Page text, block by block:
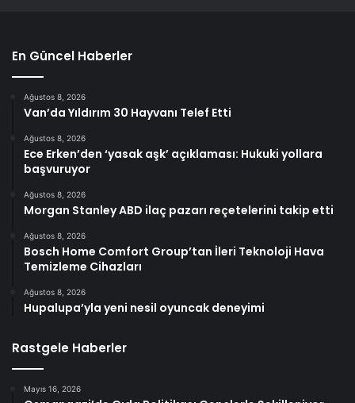
En Güncel Haberler
Ağustos 8, 2026
Van’da Yıldırım 30 Hayvanı Telef Etti
Ağustos 8, 2026
Ece Erken’den ‘yasak aşk’ açıklaması: Hukuki yollara
başvuruyor
Ağustos 8, 2026
Morgan Stanley ABD ilaç pazarı reçetelerini takip etti
Ağustos 8, 2026
Bosch Home Comfort Group’tan İleri Teknoloji Hava
Temizleme Cihazları
Ağustos 8, 2026
Hupalupa’yla yeni nesil oyuncak deneyimi
Rastgele Haberler
Mayıs 16, 2026